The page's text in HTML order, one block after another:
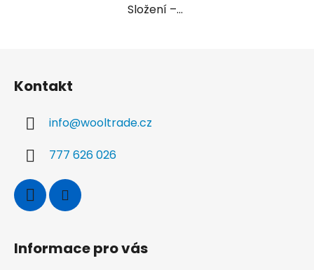
Složení –...
Kontakt
info@wooltrade.cz
777 626 026
Informace pro vás